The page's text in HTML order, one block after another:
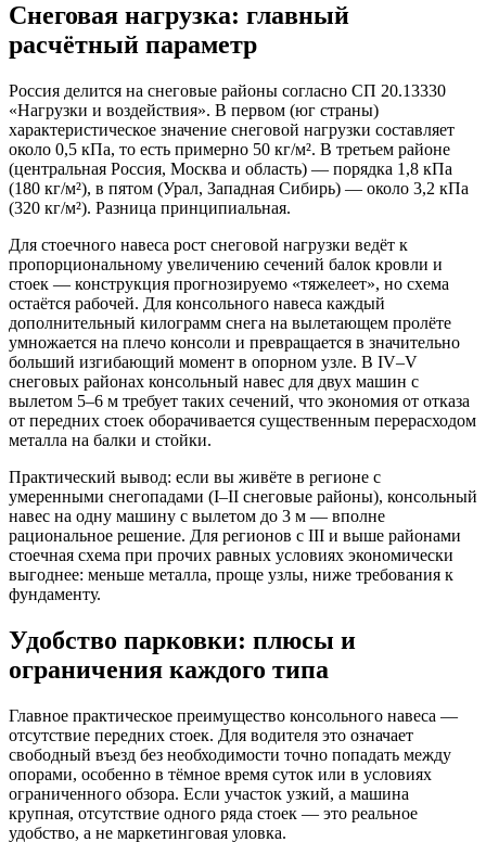
Снеговая нагрузка: главный
расчётный параметр
Россия делится на снеговые районы согласно СП 20.13330
«Нагрузки и воздействия». В первом (юг страны)
характеристическое значение снеговой нагрузки составляет
около 0,5 кПа, то есть примерно 50 кг/м². В третьем районе
(центральная Россия, Москва и область) — порядка 1,8 кПа
(180 кг/м²), в пятом (Урал, Западная Сибирь) — около 3,2 кПа
(320 кг/м²). Разница принципиальная.
Для стоечного навеса рост снеговой нагрузки ведёт к
пропорциональному увеличению сечений балок кровли и
стоек — конструкция прогнозируемо «тяжелеет», но схема
остаётся рабочей. Для консольного навеса каждый
дополнительный килограмм снега на вылетающем пролёте
умножается на плечо консоли и превращается в значительно
больший изгибающий момент в опорном узле. В IV–V
снеговых районах консольный навес для двух машин с
вылетом 5–6 м требует таких сечений, что экономия от отказа
от передних стоек оборачивается существенным перерасходом
металла на балки и стойки.
Практический вывод: если вы живёте в регионе с
умеренными снегопадами (I–II снеговые районы), консольный
навес на одну машину с вылетом до 3 м — вполне
рациональное решение. Для регионов с III и выше районами
стоечная схема при прочих равных условиях экономически
выгоднее: меньше металла, проще узлы, ниже требования к
фундаменту.
Удобство парковки: плюсы и
ограничения каждого типа
Главное практическое преимущество консольного навеса —
отсутствие передних стоек. Для водителя это означает
свободный въезд без необходимости точно попадать между
опорами, особенно в тёмное время суток или в условиях
ограниченного обзора. Если участок узкий, а машина
крупная, отсутствие одного ряда стоек — это реальное
удобство, а не маркетинговая уловка.